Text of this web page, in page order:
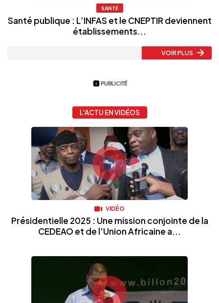
SANTÉ
Santé publique : L’INFAS et le CNEPTIR deviennent
établissements...
VOIR PLUS
PUBLICITÉ
L'ACTU EN VIDÉOS
VIDÉO
Présidentielle 2025 : Une mission conjointe de la
CEDEAO et de l'Union Africaine a...